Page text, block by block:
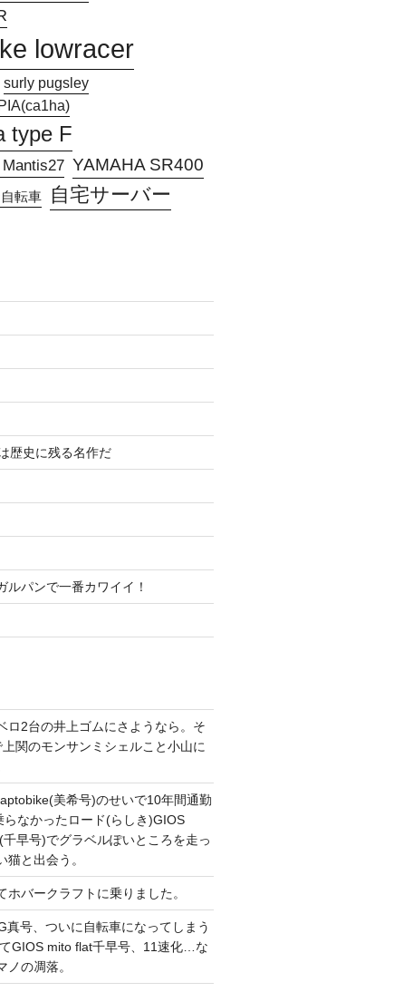
lowracer
surly pugsley
type F
YAMAHA SR400
転車 自宅サーバー
歴史に残る名作だ
ルパンで一番カワイイ！
ロ2台の井上ゴムにさようなら。そ
上関のモンサンミシェルこと小山に
美希号)のせいで10年間通勤
らなかったロード(らしき)GIOS
早号)でグラベルぽいところを走っ
猫と出会う。
ホバークラフトに乗りました。
真号、ついに自転車になってしまう
GIOS mito flat千早号、11速化…な
ノの凋落。